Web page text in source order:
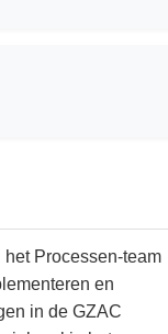
Processen-team
en
in de GZAC